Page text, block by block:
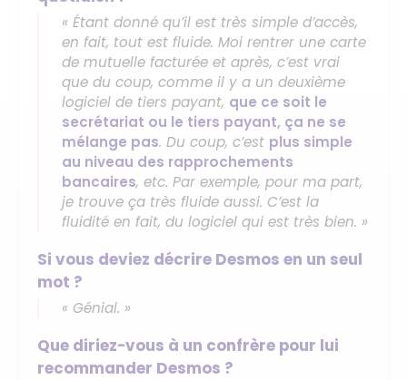
« Étant donné qu’il est très simple d’accès,
en fait, tout est fluide. Moi rentrer une carte
de mutuelle facturée et après, c’est vrai
que du coup, comme il y a un deuxième
logiciel de tiers payant, que ce soit le
secrétariat ou le tiers payant, ça ne se
mélange pas. Du coup, c’est plus simple
au niveau des rapprochements
bancaires, etc. Par exemple, pour ma part,
je trouve ça très fluide aussi. C’est la
fluidité en fait, du logiciel qui est très bien. »
Si vous deviez décrire Desmos en un seul
mot ?
« Génial. »
Que diriez-vous à un confrère pour lui
recommander Desmos ?